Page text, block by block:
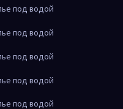
под водой
под водой
под водой
под водой
под водой